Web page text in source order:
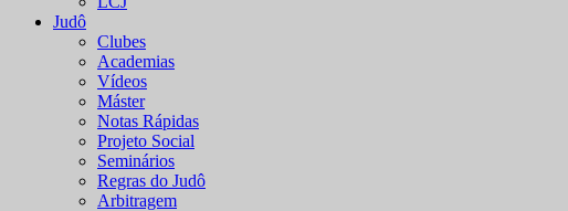
Judô
Clubes
Academias
Vídeos
Máster
Notas Rápidas
Projeto Social
Seminários
Regras do Judô
Arbitragem